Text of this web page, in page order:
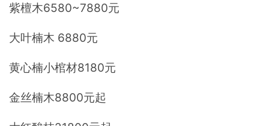
紫檀木6580~7880元
大叶楠木 6880元
黄心楠小棺材8180元
金丝楠木8800元起